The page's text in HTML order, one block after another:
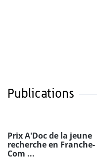
Publications
Prix A'Doc de la jeune
recherche en Franche-
Com ...